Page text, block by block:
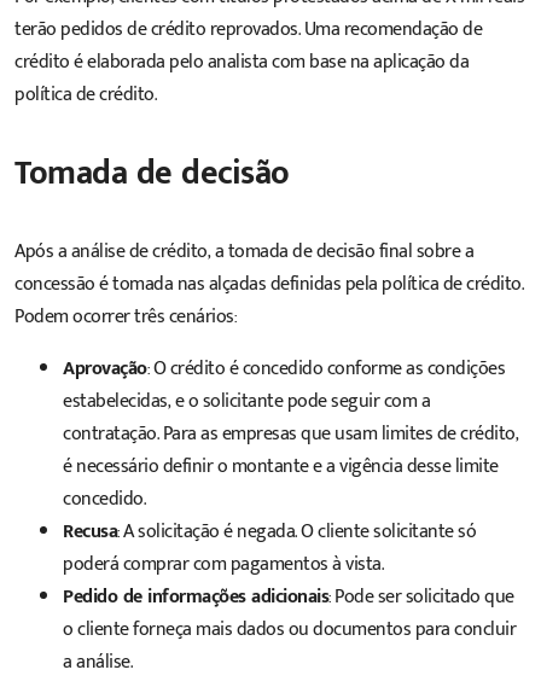
terão pedidos de crédito reprovados. Uma recomendação de
crédito é elaborada pelo analista com base na aplicação da
política de crédito.
Tomada de decisão
Após a análise de crédito, a tomada de decisão final sobre a
concessão é tomada nas alçadas definidas pela política de crédito.
Podem ocorrer três cenários:
Aprovação: O crédito é concedido conforme as condições
estabelecidas, e o solicitante pode seguir com a
contratação. Para as empresas que usam limites de crédito,
é necessário definir o montante e a vigência desse limite
concedido.
Recusa: A solicitação é negada. O cliente solicitante só
poderá comprar com pagamentos à vista.
Pedido de informações adicionais: Pode ser solicitado que
o cliente forneça mais dados ou documentos para concluir
a análise.